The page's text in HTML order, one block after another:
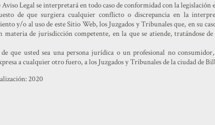
Aviso Legal se interpretará en todo caso de conformidad con la legislación
de que surgiera cualquier conflicto o discrepancia en la
y/o al uso de este Sitio Web, los Juzgados y Tribunales que, en su
materia de jurisdicción competente, en la que se atiende, tratándose
que usted sea una persona jurídica o un profesional no
a cualquier otro fuero, a los Juzgados y Tribunales de la ciudad de
2020